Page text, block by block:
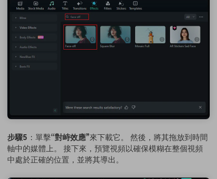
步驟5 ：單擊“對峙效應”來下載它。 然後，將其拖放到時間
軸中的媒體上。 接下來，預覽視頻以確保模糊在整個視頻
中處於正確的位置，並將其導出。